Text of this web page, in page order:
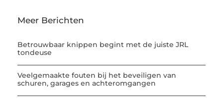
Meer Berichten
Betrouwbaar knippen begint met de juiste JRL
tondeuse
Veelgemaakte fouten bij het beveiligen van
schuren, garages en achteromgangen